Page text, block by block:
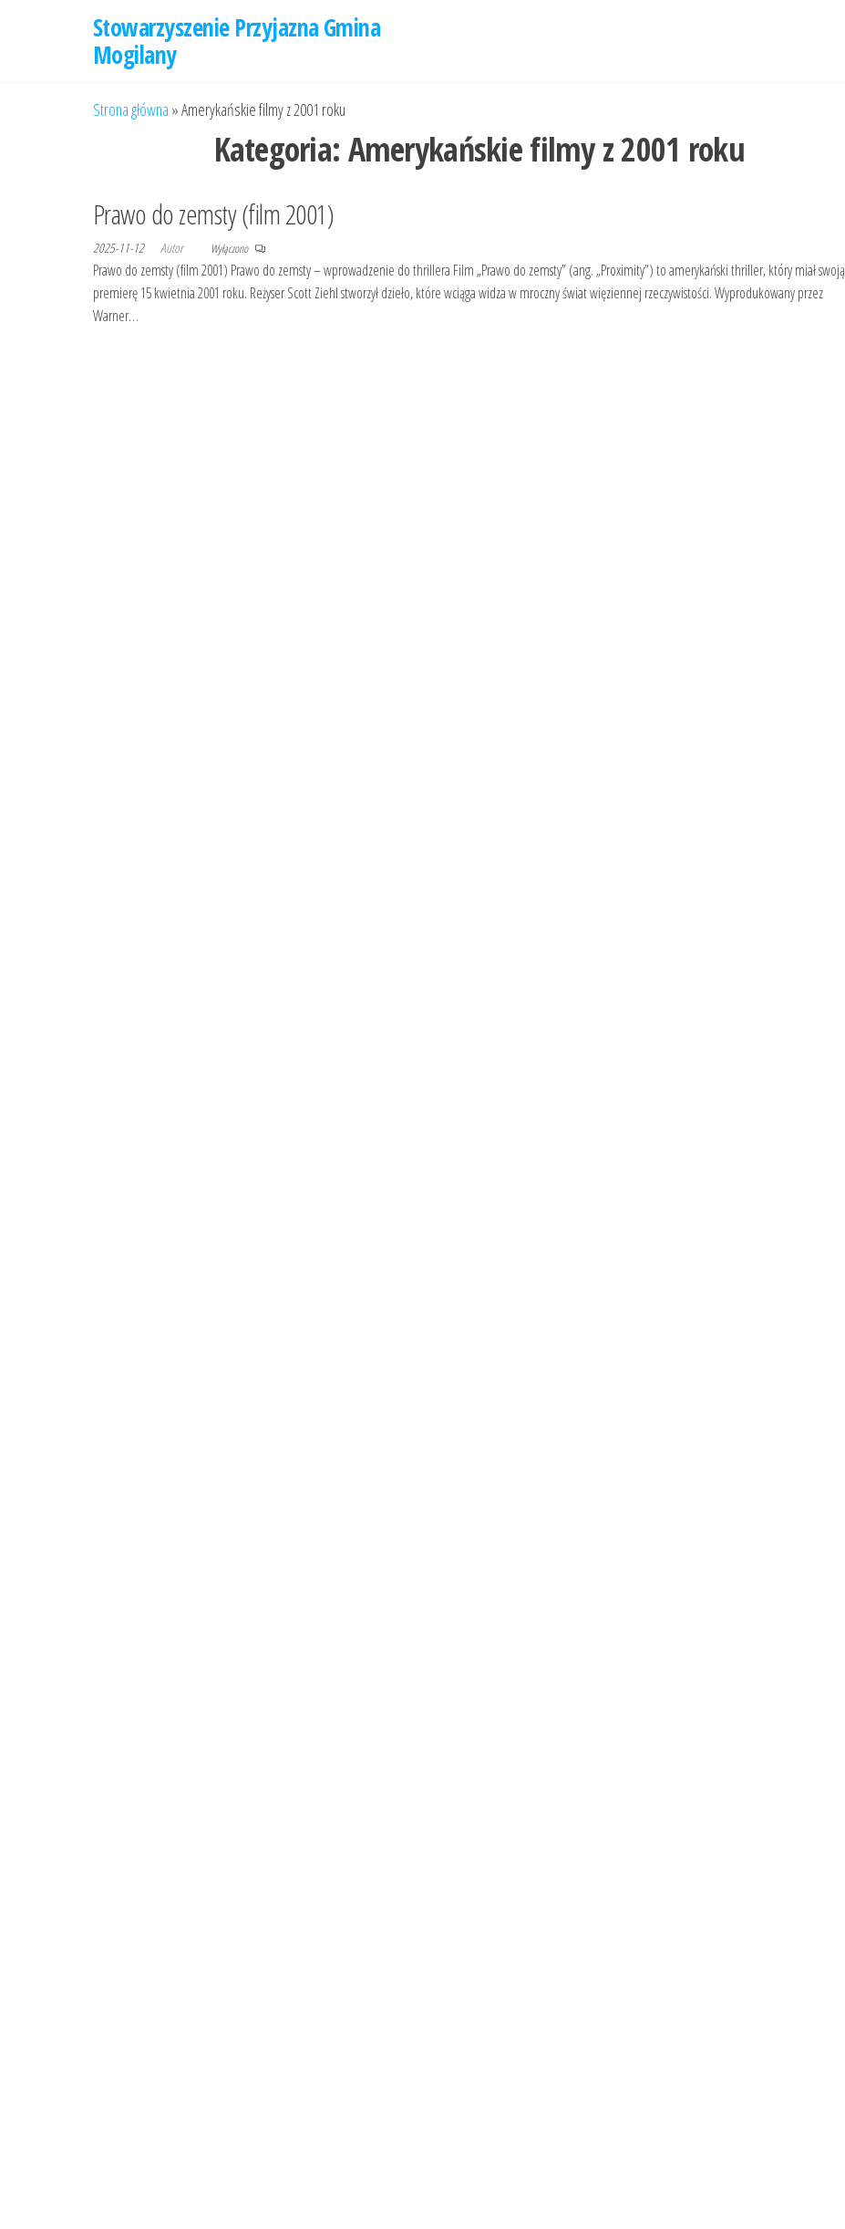
Stowarzyszenie Przyjazna Gmina
Mogilany
Strona główna »Amerykańskie filmy z 2001 roku
Kategoria: Amerykańskie filmy z 2001 roku
Prawo do zemsty (film 2001)
2025-11-12 Autor Wyłączono
Prawo do zemsty (film 2001) Prawo do zemsty – wprowadzenie do thrillera Film „Prawo do zemsty” (ang. „Proximity”) to amerykański thriller, który miał swoją
premierę 15 kwietnia 2001 roku. Reżyser Scott Ziehl stworzył dzieło, które wciąga widza w mroczny świat więziennej rzeczywistości. Wyprodukowany przez
Warner…